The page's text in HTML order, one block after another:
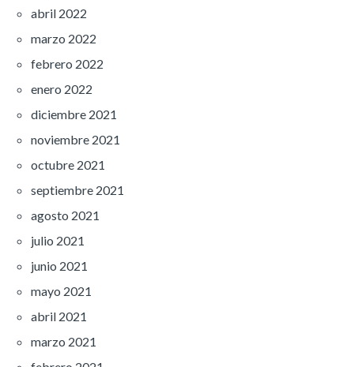
abril 2022
marzo 2022
febrero 2022
enero 2022
diciembre 2021
noviembre 2021
octubre 2021
septiembre 2021
agosto 2021
julio 2021
junio 2021
mayo 2021
abril 2021
marzo 2021